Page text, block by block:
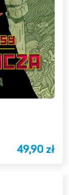
49,90 zł